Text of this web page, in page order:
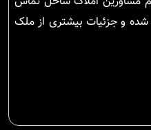
شده و جزئیات بیشتری از ملک